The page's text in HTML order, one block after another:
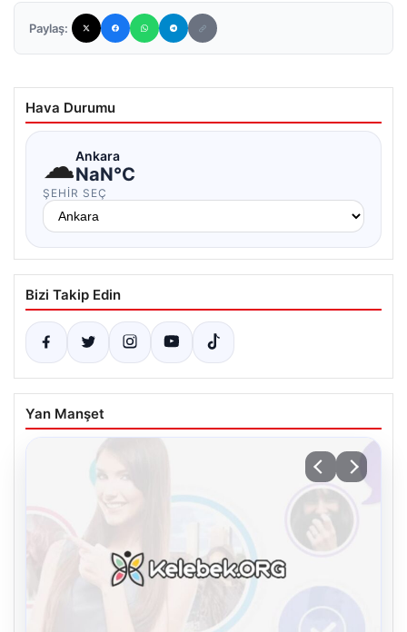
Paylaş:
Hava Durumu
☁Ankara
NaN°C
ŞEHIR SEÇ
Bizi Takip Edin
Yan Manşet